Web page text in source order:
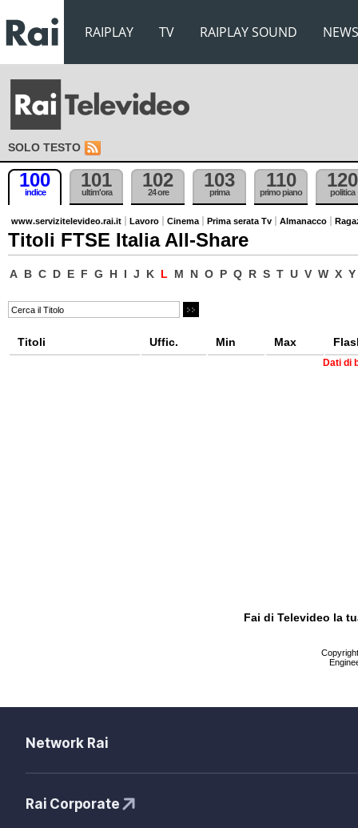
RAIPLAY TV RAIPLAY SOUND NEWS
SOLO TESTO
100
indice
101
ultim'ora
102
24 ore
103
prima
110
primo piano
120
politica
www.servizitelevideo.rai.it Lavoro Cinema Prima serata Tv Almanacco
Titoli FTSE Italia All-Share
A B C D E F G H I J K L M N O P Q R S T U V W X Y
Titoli Uffic. Min Max
Dati di
Fai di Televideo la